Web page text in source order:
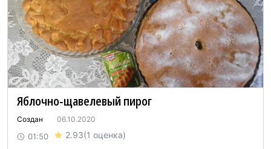
Яблочно-щавелевый пирог
Создан 06.10.2020
01:50 2.93(1 оценка)